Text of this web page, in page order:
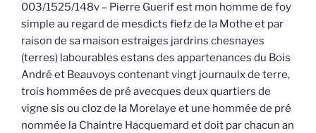
003/1525/148v – Pierre Guerif est mon homme de foy
simple au regard de mesdicts fiefz de la Mothe et par
raison de sa maison estraiges jardrins chesnayes
(terres) labourables estans des appartenances du Bois
André et Beauvoys contenant vingt journaulx de terre,
trois hommées de pré avecques deux quartiers de
vigne sis ou cloz de la Morelaye et une hommée de pré
nommée la Chaintre Hacquemard et doit par chacun an